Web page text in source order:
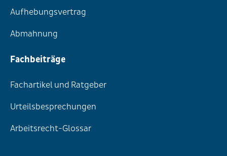
Aufhebungsvertrag
Abmahnung
Fachbeiträge
Fachartikel und Ratgeber
Urteilsbesprechungen
Arbeitsrecht-Glossar